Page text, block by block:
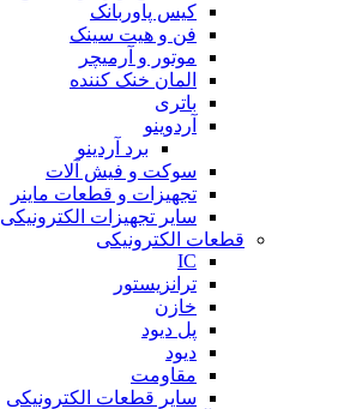
کیس پاوربانک
فن و هیت سینک
موتور و آرمیچر
المان خنک کننده
باتری
آردوینو
برد آردینو
سوکت و فیش آلات
تجهیزات و قطعات ماینر
سایر تجهیزات الکترونیکی
قطعات الکترونیکی
IC
ترانزیستور
خازن
پل دیود
دیود
مقاومت
سایر قطعات الکترونیکی